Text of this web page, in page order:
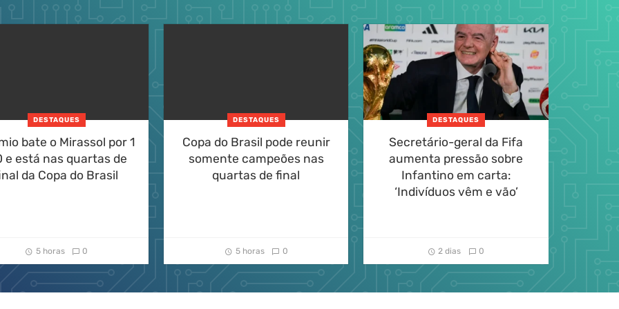
DESTAQUES
bate o Mirassol por 1
e está nas quartas de
da Copa do Brasil
5 horas 0
DESTAQUES
Copa do Brasil pode reunir
somente campeões nas
quartas de final
5 horas 0
DESTAQUES
Secretário-geral da Fifa
aumenta pressão sobre
Infantino em carta:
‘Indivíduos vêm e vão’
2 dias 0